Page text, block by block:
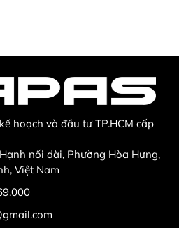
hoạch và đầu tư TP.HCM cấp
nối dài, Phường Hòa Hưng,
Việt Nam